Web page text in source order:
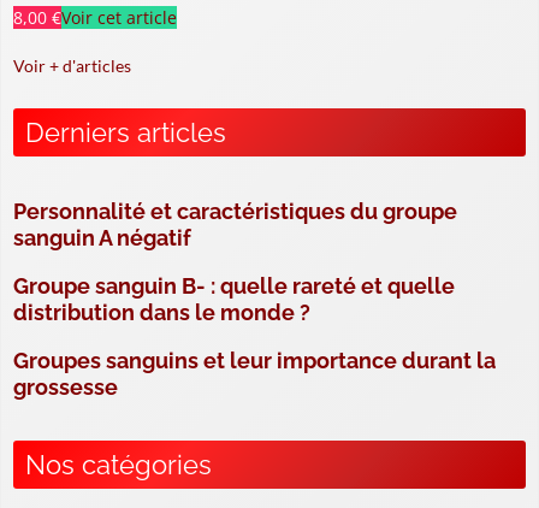
8,00 €Voir cet article
Voir + d'articles
Derniers articles
Personnalité et caractéristiques du groupe
sanguin A négatif
Groupe sanguin B- : quelle rareté et quelle
distribution dans le monde ?
Groupes sanguins et leur importance durant la
grossesse
Nos catégories